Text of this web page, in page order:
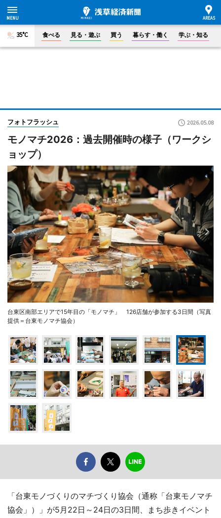
35°C 食べる 見る・遊ぶ 買う 暮らす・働く 学ぶ・知る
フォトフラッシュ 2026.05.08
モノマチ2026：過去開催時の様子（ワークシ
ョップ）
台東区南部エリアで15年目の「モノマチ」 126店舗が参加する3日間（写真
提供＝台東モノマチ協会）
「台東モノづくりのマチづくり協会（通称「台東モノマチ
協会」）」が5月22日～24日の3日間、まち歩きイベント